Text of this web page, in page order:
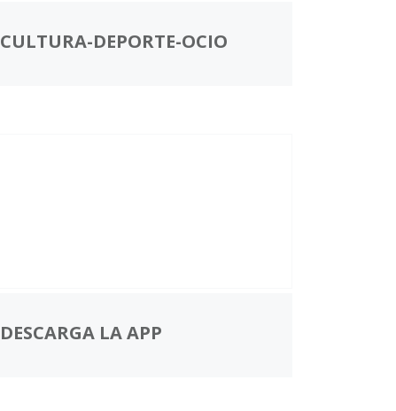
CULTURA-DEPORTE-OCIO
DESCARGA LA APP